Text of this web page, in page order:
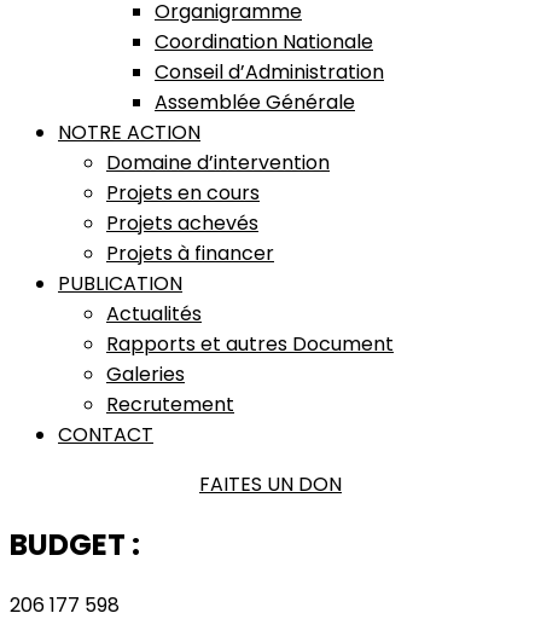
Organigramme
Coordination Nationale
Conseil d’Administration
Assemblée Générale
NOTRE ACTION
Domaine d’intervention
Projets en cours
Projets achevés
Projets à financer
PUBLICATION
Actualités
Rapports et autres Document
Galeries
Recrutement
CONTACT
FAITES UN DON
BUDGET :
206 177 598